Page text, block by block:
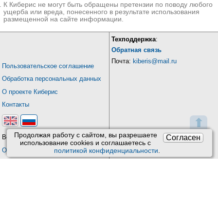
⬆
Согласен
Продолжая работу с сайтом, вы разрешаете
использование сookies и соглашаетесь с
политикой конфиденциальности.
К Киберис не могут быть обращены претензии по поводу любого
ущерба или вреда, понесенного в результате использования
размещенной на сайте информации.
Пользовательское соглашение
Обработка персональных данных
О проекте Киберис
Контакты
Версия: 4.9
Обновления
Техподдержка:
Обратная связь
Почта: kiberis@mail.ru